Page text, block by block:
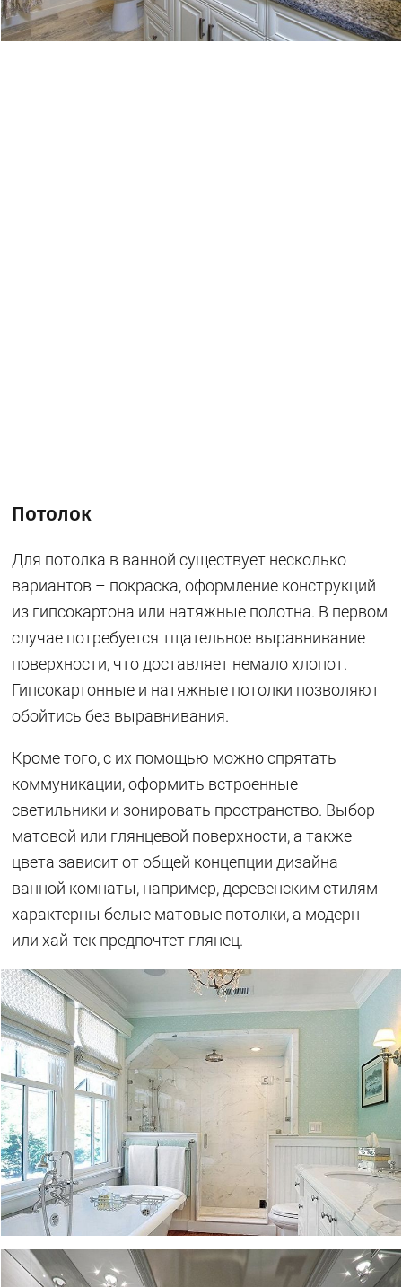
Потолок
Для потолка в ванной существует несколько
вариантов – покраска, оформление конструкций
из гипсокартона или натяжные полотна. В первом
случае потребуется тщательное выравнивание
поверхности, что доставляет немало хлопот.
Гипсокартонные и натяжные потолки позволяют
обойтись без выравнивания.
Кроме того, с их помощью можно спрятать
коммуникации, оформить встроенные
светильники и зонировать пространство. Выбор
матовой или глянцевой поверхности, а также
цвета зависит от общей концепции дизайна
ванной комнаты, например, деревенским стилям
характерны белые матовые потолки, а модерн
или хай-тек предпочтет глянец.